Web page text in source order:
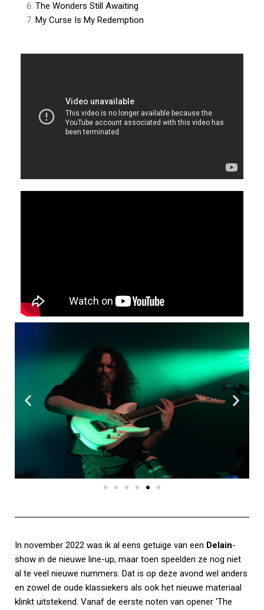
The Wonders Still Awaiting
My Curse Is My Redemption
In november 2022 was ik al eens getuige van een Delain-
show in de nieuwe line-up, maar toen speelden ze nog niet
al te veel nieuwe nummers. Dat is op deze avond wel anders
en zowel de oude klassiekers als ook het nieuwe materiaal
klinkt uitstekend. Vanaf de eerste noten van opener ‘The